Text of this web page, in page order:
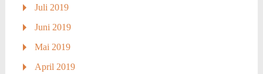
Juli 2019
Juni 2019
Mai 2019
April 2019